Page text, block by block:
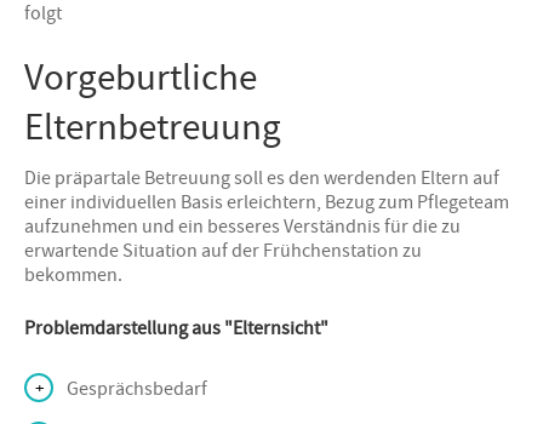
folgt
Vorgeburtliche
Elternbetreuung
Die präpartale Betreuung soll es den werdenden Eltern auf
einer individuellen Basis erleichtern, Bezug zum Pflegeteam
aufzunehmen und ein besseres Verständnis für die zu
erwartende Situation auf der Frühchenstation zu
bekommen.
Problemdarstellung aus "Elternsicht"
Gesprächsbedarf